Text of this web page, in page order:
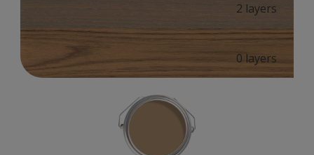
2 layers
0 layers